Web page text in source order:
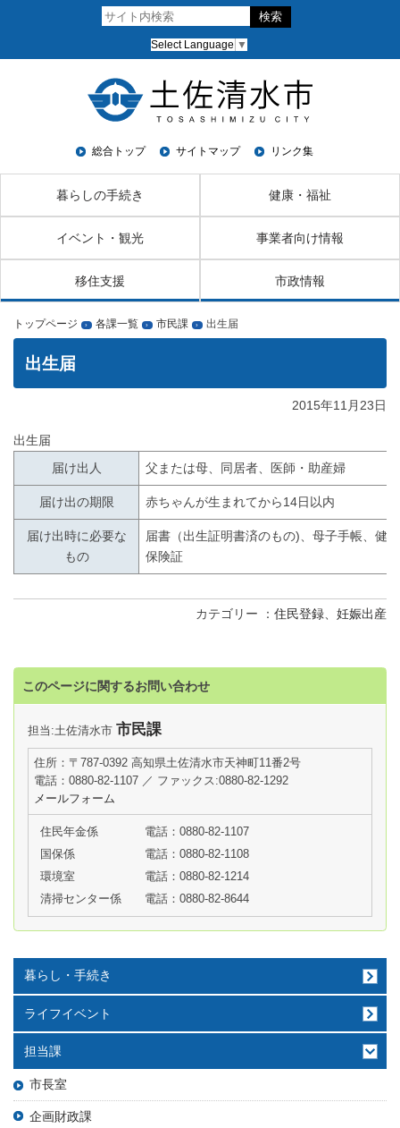
Select Language ▼
総合トップ サイトマップ リンク集
暮らしの手続き 健康・福祉
イベント・観光 事業者向け情報
移住支援 市政情報
トップページ › 各課一覧 › 市民課 › 出生届
出生届
2015年11月23日
出生届
届け出人
父または母、同居者、医師・助産婦
届け出の期限 赤ちゃんが生まれてから14日以内
届け出時に必要な
もの
届書（出生証明書済のもの)、母子手帳、健康
保険証
カテゴリー 住民登録、 妊娠出産
このページに関するお問い合わせ
担当:土佐清水市 市民課
住所：〒787-0392 高知県土佐清水市天神町11番2号
電話：0880-82-1107 ／ ファックス:0880-82-1292
メールフォーム
住民年金係
電話：0880-82-1107
国保係
電話：0880-82-1108
環境室
電話：0880-82-1214
清掃センター係
電話：0880-82-8644
暮らし・手続き
ライフイベント
担当課
市長室
企画財政課